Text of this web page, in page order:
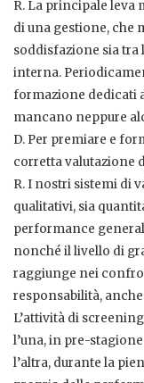
R. La principale leva
di una gestione, che
soddisfazione sia tra
interna.
formazione dedicati
mancano neppure
D. Per premiare e
corretta valutazione
R. I nostri sistemi di
qualitativi, sia
performance
nonché il livello di
raggiunge nei
responsabilità,
L’attività di
l’una, in pre-
l’altra, durante la